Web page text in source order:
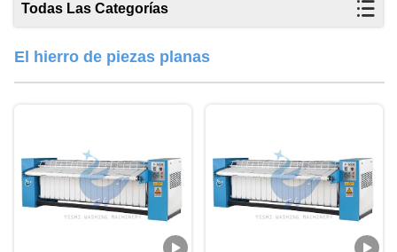
Todas Las Categorías
El hierro de piezas planas